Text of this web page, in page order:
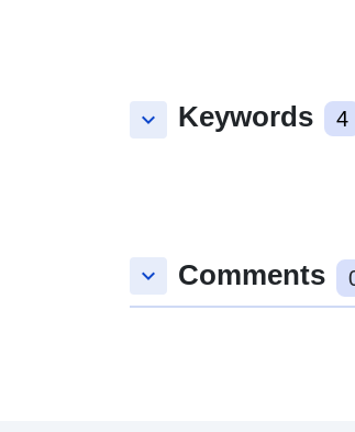
keyboard_arrow_down Keywords 4
keyboard_arrow_down Comments